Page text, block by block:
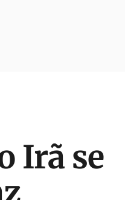
Irã se